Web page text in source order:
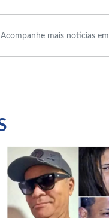
Acompanhe mais notícias em